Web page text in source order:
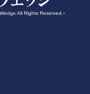
All Rights Reserved.›